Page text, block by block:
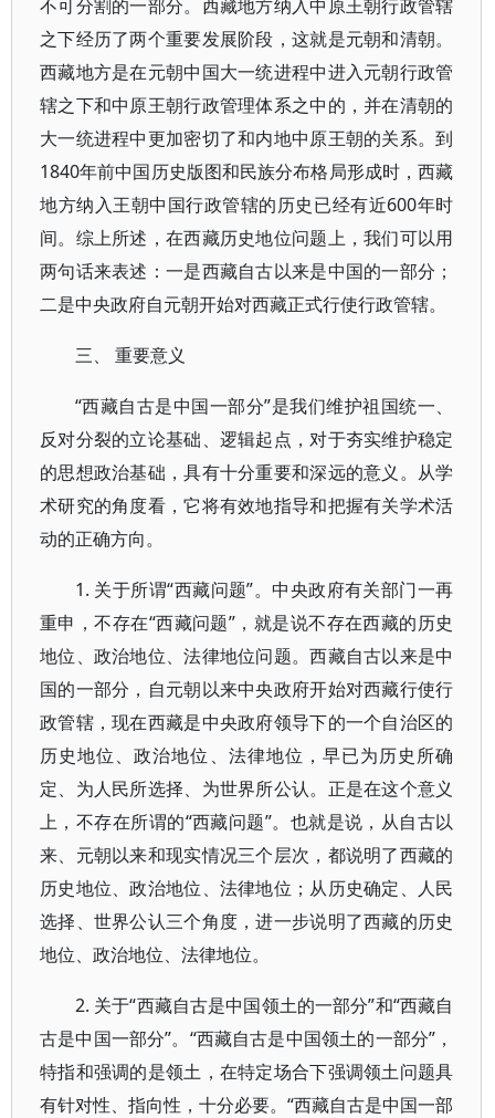
不可分割的一部分。西藏地方纳入中原王朝行政管辖
之下经历了两个重要发展阶段，这就是元朝和清朝。
西藏地方是在元朝中国大一统进程中进入元朝行政管
辖之下和中原王朝行政管理体系之中的，并在清朝的
大一统进程中更加密切了和内地中原王朝的关系。到
1840年前中国历史版图和民族分布格局形成时，西藏
地方纳入王朝中国行政管辖的历史已经有近600年时
间。综上所述，在西藏历史地位问题上，我们可以用
两句话来表述：一是西藏自古以来是中国的一部分；
二是中央政府自元朝开始对西藏正式行使行政管辖。
三、 重要意义
“西藏自古是中国一部分”是我们维护祖国统一、
反对分裂的立论基础、逻辑起点，对于夯实维护稳定
的思想政治基础，具有十分重要和深远的意义。从学
术研究的角度看，它将有效地指导和把握有关学术活
动的正确方向。
1. 关于所谓“西藏问题”。中央政府有关部门一再
重申，不存在“西藏问题”，就是说不存在西藏的历史
地位、政治地位、法律地位问题。西藏自古以来是中
国的一部分，自元朝以来中央政府开始对西藏行使行
政管辖，现在西藏是中央政府领导下的一个自治区的
历史地位、政治地位、法律地位，早已为历史所确
定、为人民所选择、为世界所公认。正是在这个意义
上，不存在所谓的“西藏问题”。也就是说，从自古以
来、元朝以来和现实情况三个层次，都说明了西藏的
历史地位、政治地位、法律地位；从历史确定、人民
选择、世界公认三个角度，进一步说明了西藏的历史
地位、政治地位、法律地位。
2. 关于“西藏自古是中国领土的一部分”和“西藏自
古是中国一部分”。“西藏自古是中国领土的一部分”，
特指和强调的是领土，在特定场合下强调领土问题具
有针对性、指向性，十分必要。“西藏自古是中国一部